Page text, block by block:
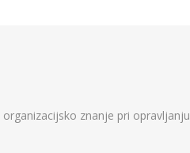
znanje pri opravljanju